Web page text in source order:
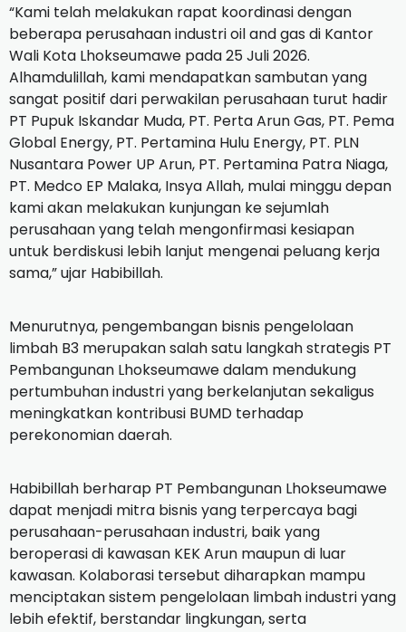
“Kami telah melakukan rapat koordinasi dengan
beberapa perusahaan industri oil and gas di Kantor
Wali Kota Lhokseumawe pada 25 Juli 2026.
Alhamdulillah, kami mendapatkan sambutan yang
sangat positif dari perwakilan perusahaan turut hadir
PT Pupuk Iskandar Muda, PT. Perta Arun Gas, PT. Pema
Global Energy, PT. Pertamina Hulu Energy, PT. PLN
Nusantara Power UP Arun, PT. Pertamina Patra Niaga,
PT. Medco EP Malaka, Insya Allah, mulai minggu depan
kami akan melakukan kunjungan ke sejumlah
perusahaan yang telah mengonfirmasi kesiapan
untuk berdiskusi lebih lanjut mengenai peluang kerja
sama,” ujar Habibillah.
Menurutnya, pengembangan bisnis pengelolaan
limbah B3 merupakan salah satu langkah strategis PT
Pembangunan Lhokseumawe dalam mendukung
pertumbuhan industri yang berkelanjutan sekaligus
meningkatkan kontribusi BUMD terhadap
perekonomian daerah.
Habibillah berharap PT Pembangunan Lhokseumawe
dapat menjadi mitra bisnis yang terpercaya bagi
perusahaan-perusahaan industri, baik yang
beroperasi di kawasan KEK Arun maupun di luar
kawasan. Kolaborasi tersebut diharapkan mampu
menciptakan sistem pengelolaan limbah industri yang
lebih efektif, berstandar lingkungan, serta